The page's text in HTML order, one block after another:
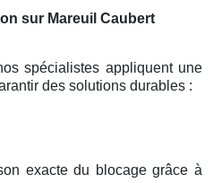
sur Mareuil Caubert
spécialistes appliquent une
des solutions durables :
exacte du blocage grâce à